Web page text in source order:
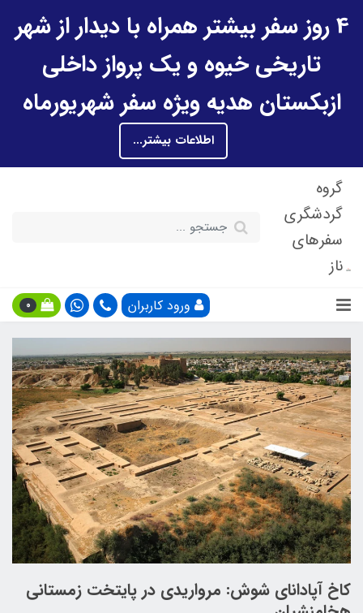
4 روز سفر بیشتر همراه با دیدار از شهر
تاریخی خیوه و یک پرواز داخلی
ازبکستان هدیه ویژه سفر شهریورماه
اطلاعات بیشتر...
گروه
گردشگری
سفرهای
ناز
ورود کاربران 0
کاخ آپادانای شوش: مرواریدی در پایتخت زمستانی